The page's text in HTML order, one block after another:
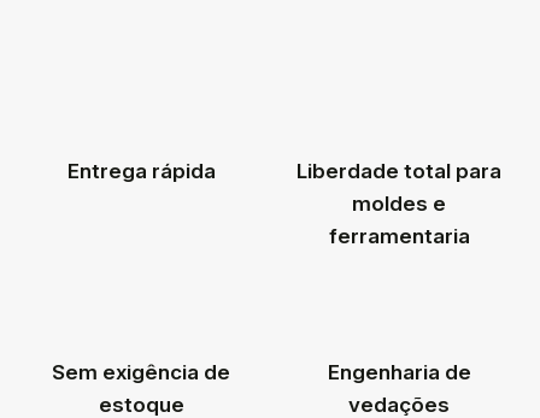
Entrega rápida
Liberdade total para
moldes e
ferramentaria
Sem exigência de
estoque
Engenharia de
vedações